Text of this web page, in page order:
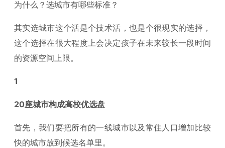
为什么？选城市有哪些标准？
其实选城市这个活是个技术活，也是个很现实的选择，
这个选择在很大程度上会决定孩子在未来较长一段时间
的资源空间上限。
1
20座城市构成高校优选盘
首先，我们要把所有的一线城市以及常住人口增加比较
快的城市放到候选名单里。